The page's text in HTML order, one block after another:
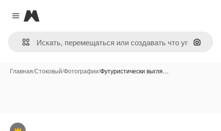
Close menu
Magnific
Поиск
Главная/Стоковый/Фотографии/Футуристически выгля…